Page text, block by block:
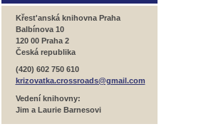
Křest'anská knihovna Praha
Balbínova 10
120 00 Praha 2
Česká republika
(420) 602 750 610
krizovatka.crossroads@gmail.com
Vedení knihovny:
Jim a Laurie Barnesovi